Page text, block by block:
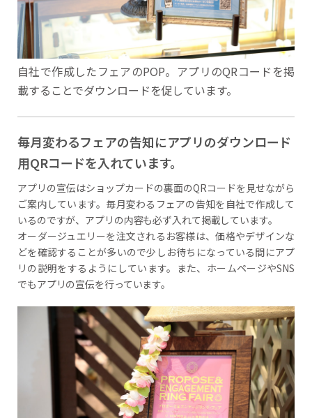
自社で作成したフェアのPOP。アプリのQRコードを掲
載することでダウンロードを促しています。
毎月変わるフェアの告知にアプリのダウンロード
用QRコードを入れています。
アプリの宣伝はショップカードの裏面のQRコードを見せながら
ご案内しています。毎月変わるフェアの告知を自社で作成して
いるのですが、アプリの内容も必ず入れて掲載しています。
オーダージュエリーを注文されるお客様は、価格やデザインな
どを確認することが多いので少しお待ちになっている間にアプ
リの説明をするようにしています。また、ホームページやSNS
でもアプリの宣伝を行っています。